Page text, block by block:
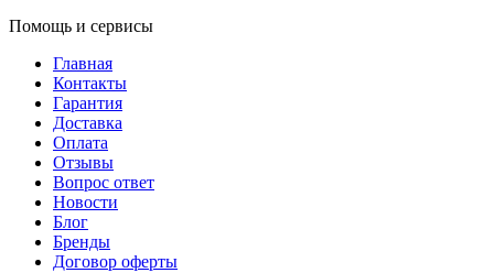
Помощь и сервисы
Главная
Контакты
Гарантия
Доставка
Оплата
Отзывы
Вопрос ответ
Новости
Блог
Бренды
Договор оферты